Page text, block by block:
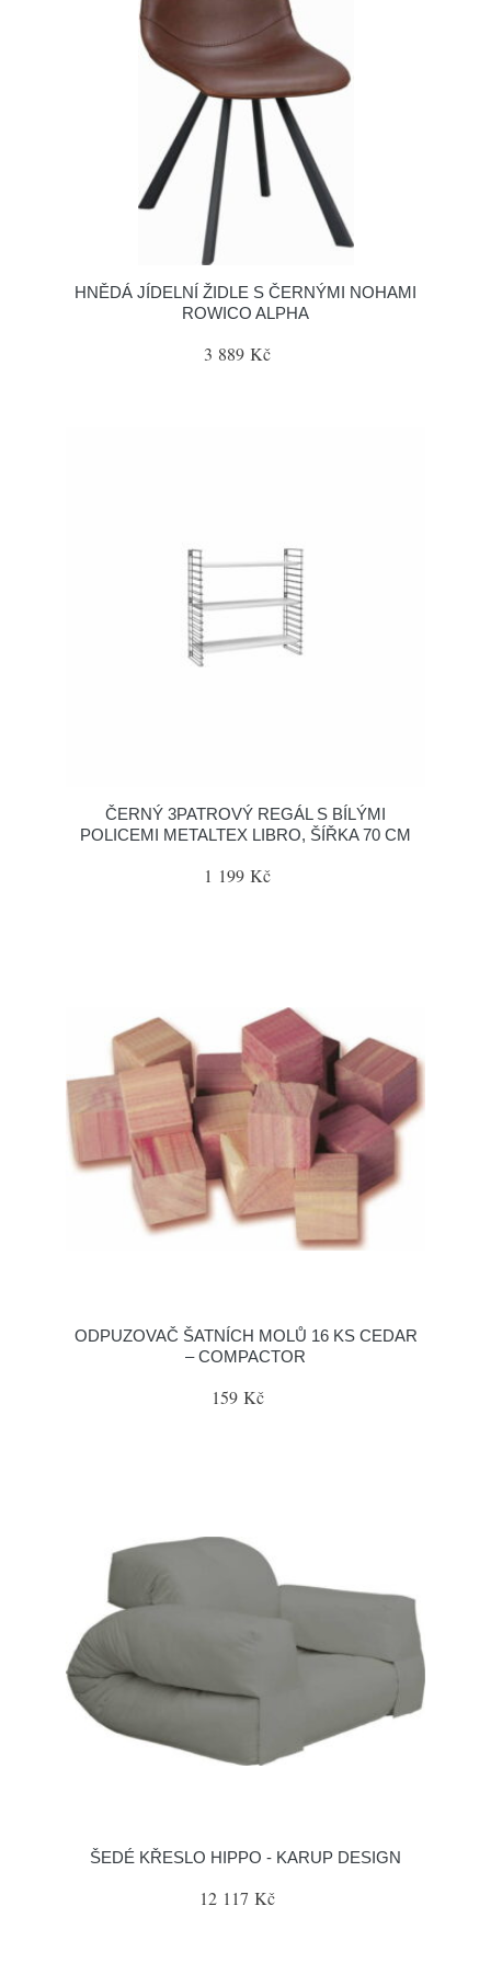
HNĚDÁ JÍDELNÍ ŽIDLE S ČERNÝMI NOHAMI
ROWICO ALPHA
3 889 Kč
ČERNÝ 3PATROVÝ REGÁL S BÍLÝMI
POLICEMI METALTEX LIBRO, ŠÍŘKA 70 CM
1 199 Kč
ODPUZOVAČ ŠATNÍCH MOLŮ 16 KS CEDAR
– COMPACTOR
159 Kč
ŠEDÉ KŘESLO HIPPO - KARUP DESIGN
12 117 Kč